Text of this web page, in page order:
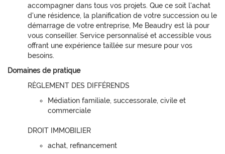
accompagner dans tous vos projets. Que ce soit l'achat
d'une résidence, la planification de votre succession ou le
démarrage de votre entreprise, Me Beaudry est là pour
vous conseiller. Service personnalisé et accessible vous
offrant une expérience taillée sur mesure pour vos
besoins.
Domaines de pratique
RÈGLEMENT DES DIFFÉRENDS
Médiation familiale, successorale, civile et
commerciale
DROIT IMMOBILIER
achat, refinancement